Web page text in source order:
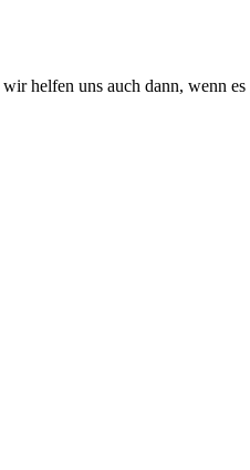
helfen uns auch dann, wenn